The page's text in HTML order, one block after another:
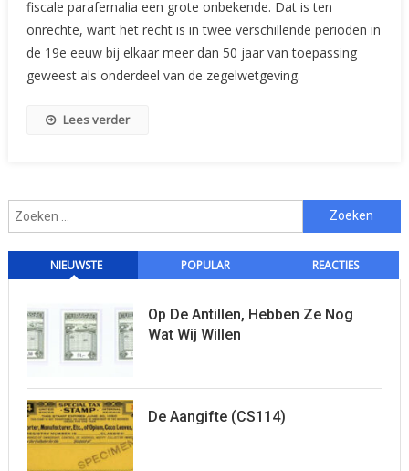
“Catalogussen”
(I)
fiscale parafernalia een grote onbekende. Dat is ten
onrechte, want het recht is in twee verschillende perioden in
de 19e eeuw bij elkaar meer dan 50 jaar van toepassing
geweest als onderdeel van de zegelwetgeving.
Lees verder
Zoeken
naar:
NIEUWSTE POPULAR REACTIES
Op De Antillen, Hebben Ze Nog
Wat Wij Willen
De Aangifte (CS114)